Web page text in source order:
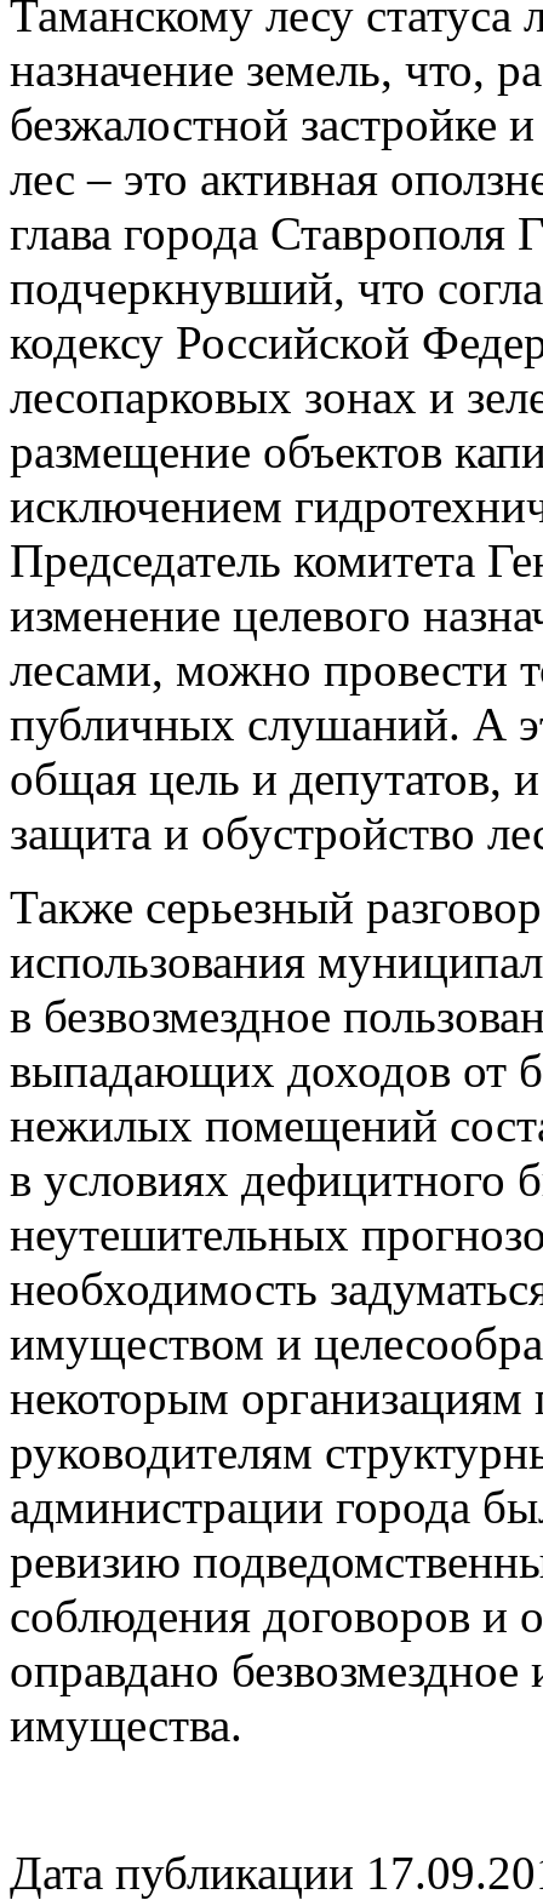
Таманскому лесу статуса
назначение земель, что,
безжалостной застройке
лес – это активная
глава города Ставрополя
подчеркнувший, что
кодексу Российской
лесопарковых зонах и
размещение объектов
исключением
Председатель комитета
изменение целевого
лесами, можно провести
публичных слушаний. А
общая цель и депутатов,
защита и обустройство
Также серьезный
использования
в безвозмездное
выпадающих доходов от
нежилых помещений
в условиях дефицитного
неутешительных
необходимость
имуществом и
некоторым
руководителям
администрации города
ревизию
соблюдения договоров и
оправдано безвозмездное
имущества.
Дата публикации